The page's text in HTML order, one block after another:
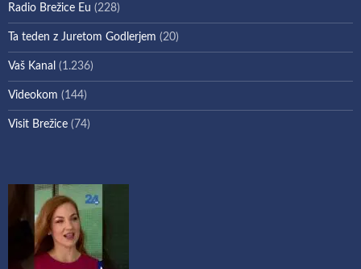
Radio Brežice Eu (228)
Ta teden z Juretom Godlerjem (20)
Vaš Kanal (1.236)
Videokom (144)
Visit Brežice (74)